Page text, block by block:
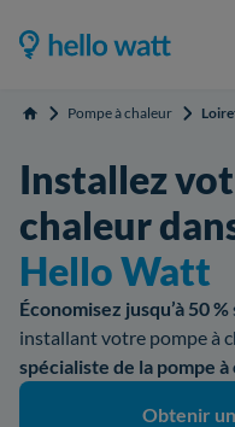
Accueil Pompe à chaleur
Installez
chaleur
Hello Watt
Économisez jusqu’à 50 %
installant votre pompe à
spécialiste de la pompe
Obtenir